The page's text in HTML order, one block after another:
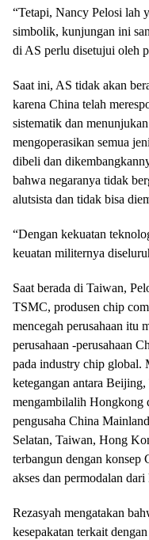
“Tetapi, Nancy Pelosi lah
simbolik, kunjungan ini
di AS perlu disetujui oleh
Saat ini, AS tidak akan
karena China telah
sistematik dan
mengoperasikan semua
dibeli dan
bahwa negaranya tidak
alutsista dan tidak bisa
“Dengan kekuatan
keuatan militernya
Saat berada di Taiwan,
TSMC, produsen chip
mencegah perusahaan itu
perusahaan -perusahaan
pada industry chip global.
ketegangan antara
mengambilalih Hongkong
pengusaha China
Selatan, Taiwan, Hong
terbangun dengan konsep
akses dan permodalan
Rezasyah mengatakan
kesepakatan terkait